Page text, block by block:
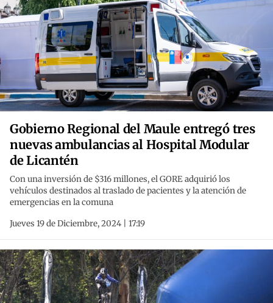
Gobierno Regional del Maule entregó tres
nuevas ambulancias al Hospital Modular
de Licantén
Con una inversión de $316 millones, el GORE adquirió los
vehículos destinados al traslado de pacientes y la atención de
emergencias en la comuna
Jueves 19 de Diciembre, 2024 | 17:19